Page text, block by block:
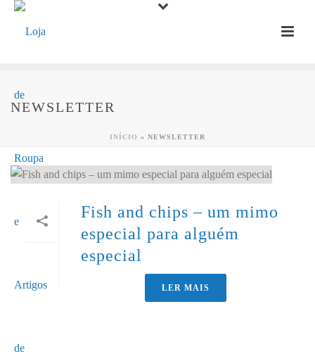
NEWSLETTER
INÍCIO » NEWSLETTER
Fish and chips – um mimo
especial para alguém
especial
LER MAIS